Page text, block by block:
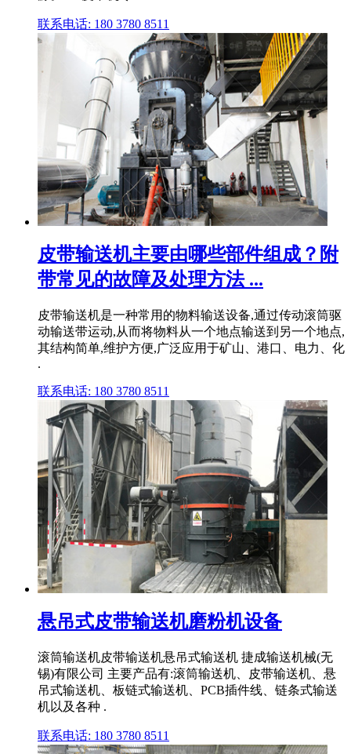
联系电话: 180 3780 8511
皮带输送机主要由哪些部件组成？附
带常见的故障及处理方法 ...
皮带输送机是一种常用的物料输送设备,通过传动滚筒驱
动输送带运动,从而将物料从一个地点输送到另一个地点,
其结构简单,维护方便,广泛应用于矿山、港口、电力、化
.
联系电话: 180 3780 8511
悬吊式皮带输送机磨粉机设备
滚筒输送机皮带输送机悬吊式输送机 捷成输送机械(无
锡)有限公司 主要产品有:滚筒输送机、皮带输送机、悬
吊式输送机、板链式输送机、PCB插件线、链条式输送
机以及各种 .
联系电话: 180 3780 8511